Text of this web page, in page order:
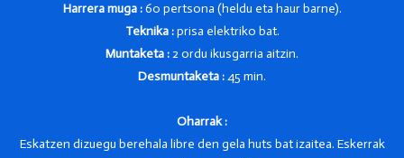
Harrera muga :60 pertsona (heldu eta haur barne).
Teknika :prisa elektriko bat.
Muntaketa :2 ordu ikusgarria aitzin.
Desmuntaketa :45 min.
Oharrak :
Eskatzen dizuegu berehala libre den gela huts bat izaitea. Eskerrak